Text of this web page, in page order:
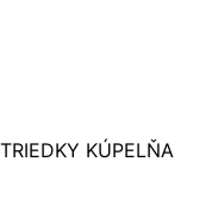
KÚPELŇA